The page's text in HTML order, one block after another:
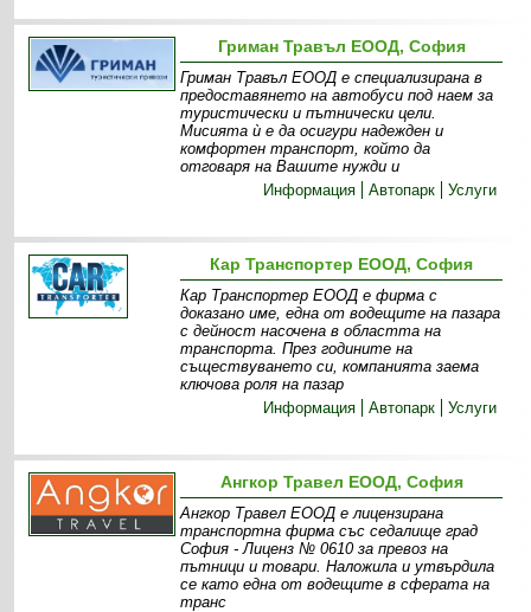
Гриман Травъл ЕООД, София
Гриман Травъл ЕООД е специализирана в
предоставянето на автобуси под наем за
туристически и пътнически цели.
Мисията ѝ е да осигури надежден и
комфортен транспорт, който да
отговаря на Вашите нужди и
Информация
Автопарк Услуги
Кар Транспортер ЕООД, София
Кар Транспортер ЕООД е фирма с
доказано име, една от водещите на пазара
с дейност насочена в областта на
транспорта. През годините на
съществуването си, компанията заема
ключова роля на пазар
Информация
Автопарк Услуги
Ангкор Травел ЕООД, София
Ангкор Травел ЕООД е лицензирана
транспортна фирма със седалище град
София - Лиценз № 0610 за превоз на
пътници и товари. Наложила и утвърдила
се като една от водещите в сферата на
транс